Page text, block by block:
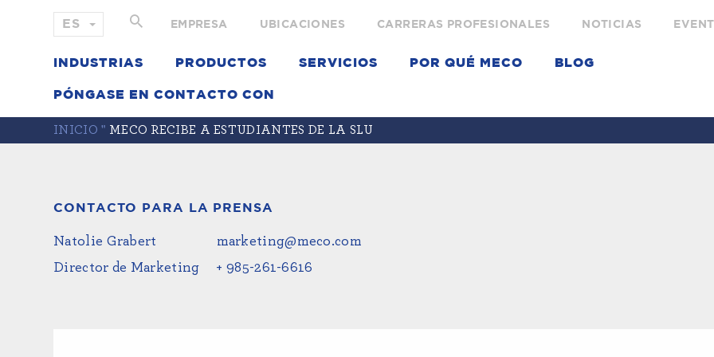
EMPRESA UBICACIONES CARRERAS PROFESIONALES NOTICIAS
INDUSTRIAS PRODUCTOS SERVICIOS POR QUÉ MECO BLOG
PÓNGASE EN CONTACTO CON
INICIO " MECO RECIBE A ESTUDIANTES DE LA SLU
CONTACTO PARA LA PRENSA
Natolie Grabert
marketing@meco.com
Director de Marketing
+ 985-261-6616